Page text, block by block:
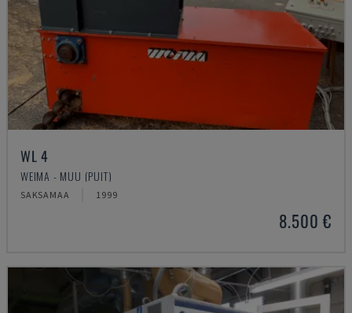
WL 4
WEIMA - MUU (PUIT)
SAKSAMAA 1999
8.500 €